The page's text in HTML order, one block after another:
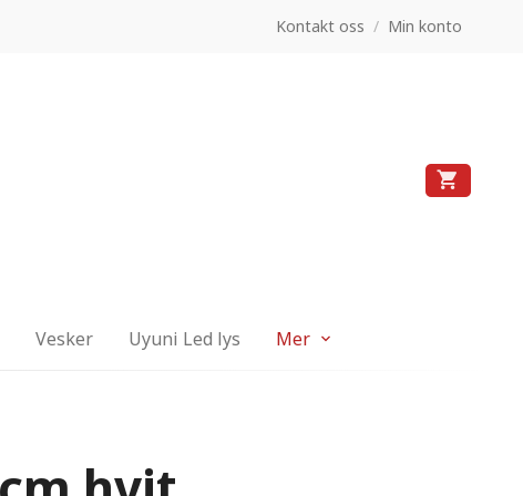
Kontakt oss / Min konto
Vesker Uyuni Led lys Mer